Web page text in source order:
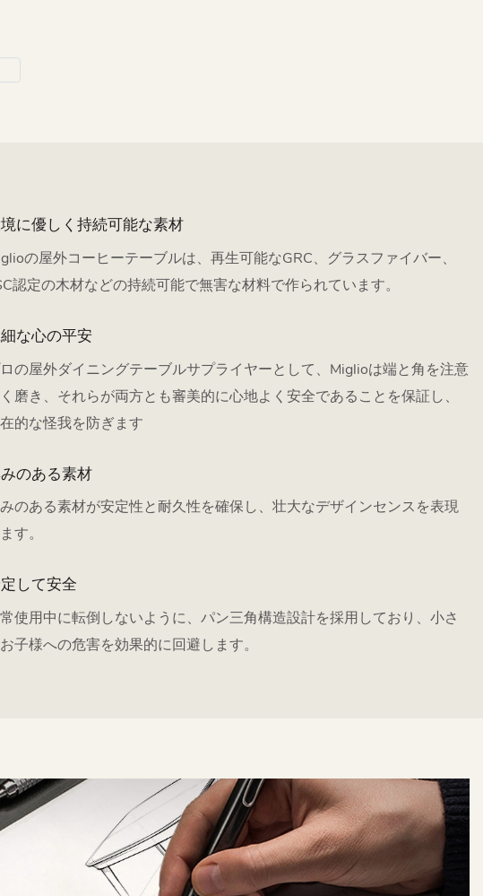
に優しく持続可能な素材
の屋外コーヒーテーブルは、再生可能なGRC、グラスファイバー、
認定の木材などの持続可能で無害な材料で作られています。
な心の平安
の屋外ダイニングテーブルサプライヤーとして、Miglioは端と角を注意
磨き、それらが両方とも審美的に心地よく安全であることを保証し、
的な怪我を防ぎます
のある素材
のある素材が安定性と耐久性を確保し、壮大なデザインセンスを表現
す。
して安全
使用中に転倒しないように、パン三角構造設計を採用しており、小さ
子様への危害を効果的に回避します。